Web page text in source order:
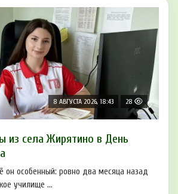
8 АВГУСТА 2026, 18:43 28
из села Жирятино в День
он особенный: ровно два месяца назад
училище ...